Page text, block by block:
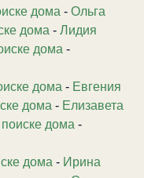
дома - Ольга
дома - Лидия
дома -
дома - Евгения
дома - Елизавета
дома -
дома - Ирина